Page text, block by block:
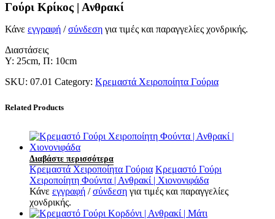
Γούρι Κρίκος | Ανθρακί
Κάνε εγγραφή /σύνδεση για τιμές και παραγγελίες χονδρικής.
Διαστάσεις
Y: 25cm, Π: 10cm
SKU: 07.01 Category: Κρεμαστά Χειροποίητα Γούρια
Related Products
Διαβάστε περισσότερα
Κρεμαστά Χειροποίητα Γούρια Κρεμαστό Γούρι
Χειροποίητη Φούντα | Ανθρακί | Χιονονιφάδα
Κάνε εγγραφή /σύνδεση για τιμές και παραγγελίες
χονδρικής.